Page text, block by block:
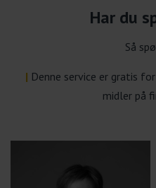
Har du
Så
| Denne service er gratis
midler på